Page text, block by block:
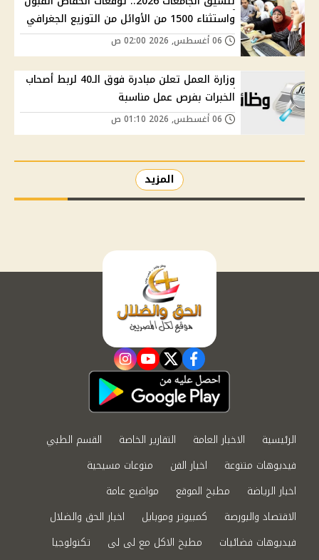
واستثناء 1500 من الأوائل من التوزيع الجغرافي
وزارة العمل تعلن مبادرة فوق الـ40 لربط أصحاب
الخبرات بفرص عمل مناسبة
المزيد
facebook
twitter
youtube
instagram
الرئيسية الاخبار العامة التقارير الخاصة
القسم الطبي
فيديوهات متنوعة
اخبار الفن
منوعات مسيحية
اخبار الرياضة
مطبخ الموقع
مواضيع عامة
الاقتصاد والبورصة
كمبيوتر وموبايل
اخبار الحق والضلال
فيديوهات فضائيات
مطبخ الاكل مع لى لى
تكنولوجيا